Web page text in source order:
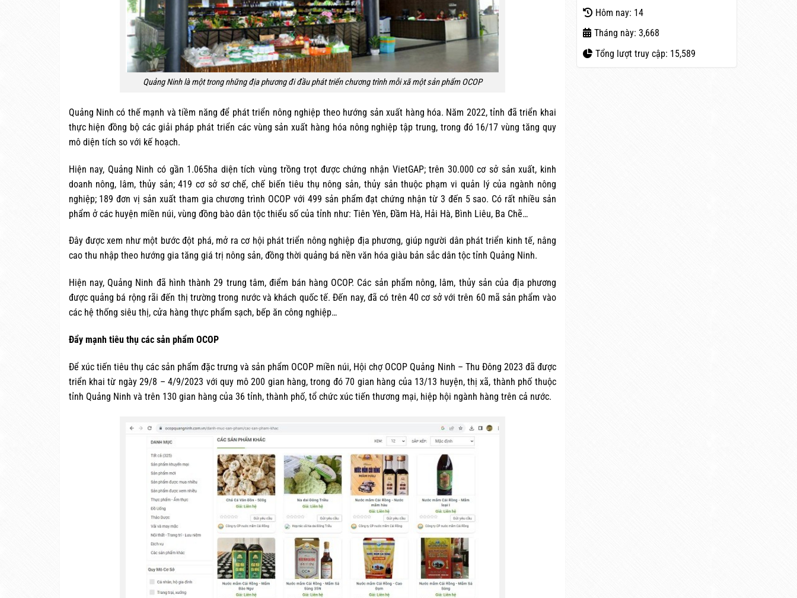
Quảng Ninh là một trong những địa phương đi đầu phát triển chương trình mỗi xã một sản phẩm OCOP
Quảng Ninh có thế mạnh và tiềm năng để phát triển nông nghiệp theo hướng sản xuất hàng hóa. Năm 2022, tỉnh đã triển khai
thực hiện đồng bộ các giải pháp phát triển các vùng sản xuất hàng hóa nông nghiệp tập trung, trong đó 16/17 vùng tăng quy
mô diện tích so với kế hoạch.
Hiện nay, Quảng Ninh có gần 1.065ha diện tích vùng trồng trọt được chứng nhận VietGAP; trên 30.000 cơ sở sản xuất, kinh
doanh nông, lâm, thủy sản; 419 cơ sở sơ chế, chế biến tiêu thụ nông sản, thủy sản thuộc phạm vi quản lý của ngành nông
nghiệp; 189 đơn vị sản xuất tham gia chương trình OCOP với 499 sản phẩm đạt chứng nhận từ 3 đến 5 sao. Có rất nhiều sản
phẩm ở các huyện miền núi, vùng đồng bào dân tộc thiểu số của tỉnh như: Tiên Yên, Đầm Hà, Hải Hà, Bình Liêu, Ba Chẽ…
Đây được xem như một bước đột phá, mở ra cơ hội phát triển nông nghiệp địa phương, giúp người dân phát triển kinh tế, nâng
cao thu nhập theo hướng gia tăng giá trị nông sản, đồng thời quảng bá nền văn hóa giàu bản sắc dân tộc tỉnh Quảng Ninh.
Hiện nay, Quảng Ninh đã hình thành 29 trung tâm, điểm bán hàng OCOP. Các sản phẩm nông, lâm, thủy sản của địa phương
được quảng bá rộng rãi đến thị trường trong nước và khách quốc tế. Đến nay, đã có trên 40 cơ sở với trên 60 mã sản phẩm vào
các hệ thống siêu thị, cửa hàng thực phẩm sạch, bếp ăn công nghiệp…
Đẩy mạnh tiêu thụ các sản phẩm OCOP
Để xúc tiến tiêu thụ các sản phẩm đặc trưng và sản phẩm OCOP miền núi, Hội chợ OCOP Quảng Ninh – Thu Đông 2023 đã được
triển khai từ ngày 29/8 – 4/9/2023 với quy mô 200 gian hàng, trong đó 70 gian hàng của 13/13 huyện, thị xã, thành phố thuộc
tỉnh Quảng Ninh và trên 130 gian hàng của 36 tỉnh, thành phố, tổ chức xúc tiến thương mại, hiệp hội ngành hàng trên cả nước.
Hôm nay: 14
Tháng này: 3,668
Tổng lượt truy cập: 15,589